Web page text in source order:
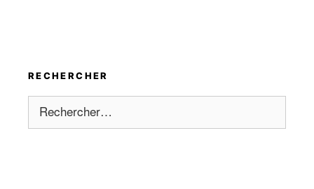
RECHERCHER
Rechercher :